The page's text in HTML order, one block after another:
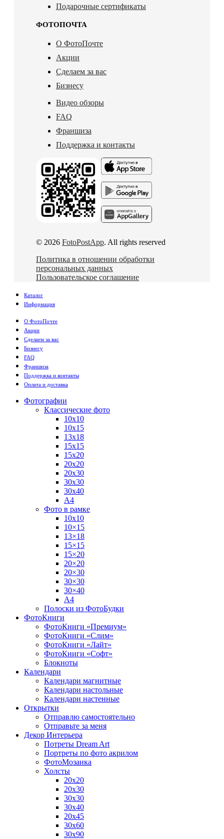
Подарочные сертификаты
ФОТОПОЧТА
О ФотоПочте
Акции
Сделаем за вас
Бизнесу
Видео обзоры
FAQ
Франшиза
Поддержка и контакты
© 2026 FotoPostApp. All rights reserved
Политика в отношении обработки
персональных данных
Пользовательское соглашение
Каталог
Информация
О ФотоПочте
Акции
Сделаем за вас
Бизнесу
FAQ
Франшиза
Поддержка и контакты
Оплата и доставка
Фотографии
Классические фото
10х10
10х15
13х18
15х15
15х20
20х20
20х30
30х30
30х40
А4
Фото в рамке
10х10
10×15
13×18
15×15
15×20
20×20
20×30
30×30
30×40
A4
Полоски из ФотоБудки
ФотоКниги
ФотоКниги «Премиум»
ФотоКниги «Слим»
ФотоКниги «Лайт»
ФотоКниги «Софт»
Блокноты
Календари
Календари магнитные
Календари настольные
Календари настенные
Открытки
Отправлю самостоятельно
Отправьте за меня
Декор Интерьера
Потреты Dream Art
Портреты по фото акрилом
ФотоМозаика
Холсты
20х20
20х30
30х30
30х40
20х45
30х60
30х90